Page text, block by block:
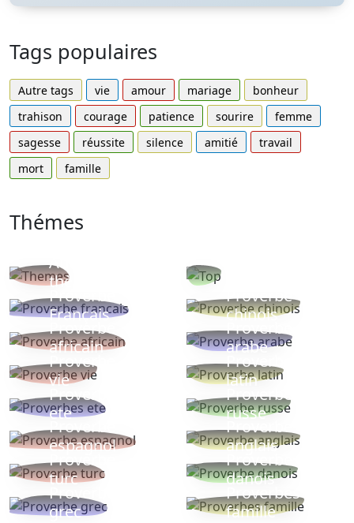
Tags populaires
Autre tags vie amour mariage
bonheur
trahison
courage patience sourire
femme
sagesse
réussite silence amitié
travail
mort
famille
Thémes
Autres
thèmes
Proverbe
Français
Proverbe
chinois
Proverbe
africain
Proverbe
arabe
Proverbe
vie
Proverbe
latin
Proverbes
ete
Proverbe
russe
Proverbe
espagnol
Proverbe
anglais
Proverbe
turc
Proverbe
danois
Proverbe
grec
Proverbes
famille